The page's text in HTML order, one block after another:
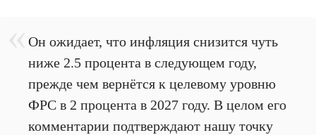
Он ожидает, что инфляция снизится чуть
ниже 2.5 процента в следующем году,
прежде чем вернётся к целевому уровню
ФРС в 2 процента в 2027 году. В целом его
комментарии подтверждают нашу точку